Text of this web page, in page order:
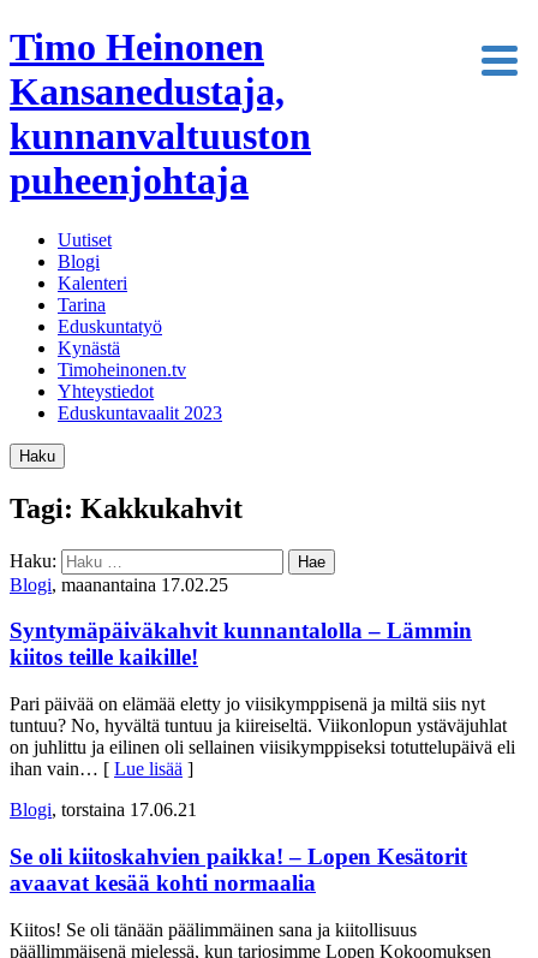
Timo Heinonen
Kansanedustaja,
kunnanvaltuuston
puheenjohtaja
Uutiset
Blogi
Kalenteri
Tarina
Eduskuntatyö
Kynästä
Timoheinonen.tv
Yhteystiedot
Eduskuntavaalit 2023
Haku
Tagi: Kakkukahvit
Haku:
Blogi, maanantaina 17.02.25
Syntymäpäiväkahvit kunnantalolla – Lämmin
kiitos teille kaikille!
Pari päivää on elämää eletty jo viisikymppisenä ja miltä siis nyt
tuntuu? No, hyvältä tuntuu ja kiireiseltä. Viikonlopun ystäväjuhlat
on juhlittu ja eilinen oli sellainen viisikymppiseksi totuttelupäivä eli
ihan vain… [ Lue lisää ]
Blogi, torstaina 17.06.21
Se oli kiitoskahvien paikka! – Lopen Kesätorit
avaavat kesää kohti normaalia
Kiitos! Se oli tänään päälimmäinen sana ja kiitollisuus
päällimmäisenä mielessä, kun tarjosimme Lopen Kokoomuksen